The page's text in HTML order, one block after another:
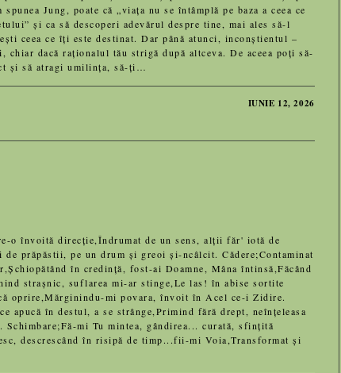
Jung, poate că „viața nu se întâmplă pe baza a ceea ce
și ca să descoperi adevărul despre tine, mai ales să-l
ceea ce îți este destinat. Dar până atunci, inconștientul –
dacă raționalul tău strigă după altceva. De aceea poți să-
și să atragi umilința, să-ți…
IUNIE 12, 2026
o învoită direcție,Îndrumat de un sens, alții făr' iotă de
prăpăstii, pe un drum și greoi și-ncâlcit. Cădere;Contaminat
în credință, fost-ai Doamne, Mâna întinsă,Făcând
strașnic, suflarea mi-ar stinge,Le las! în abise sortite
oprire,Mărginindu-mi povara, învoit în Acel ce-i Zidire.
în destul, a se strânge,Primind fără drept, neînțeleasa
mi Tu mintea, gândirea... curată, sfințită
descrescând în risipă de timp...fii-mi Voia,Transformat și